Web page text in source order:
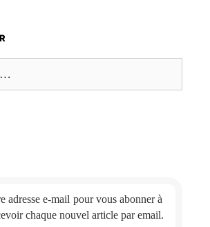
adresse e-mail pour vous abonner à
chaque nouvel article par email.